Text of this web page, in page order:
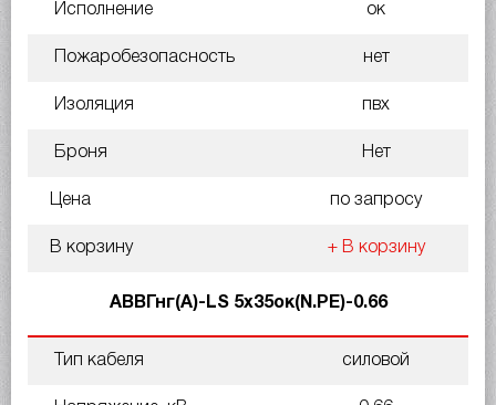
Исполнение ок
Пожаробезопасность нет
Изоляция пвх
Броня Нет
Цена по запросу
В корзину + В корзину
АВВГнг(A)-LS 5х35ок(N.PE)-0.66
Тип кабеля силовой